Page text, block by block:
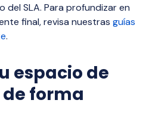
SLA. Para profundizar en
final, revisa nuestras guías
.
espacio de
forma